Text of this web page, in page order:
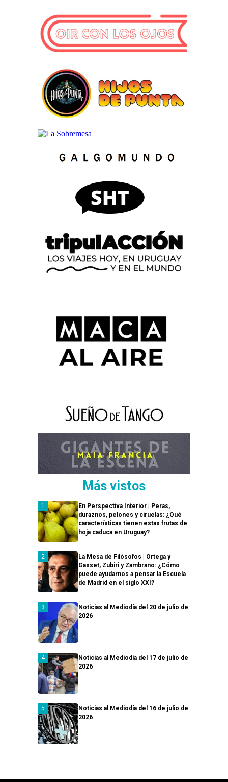
Más vistos
En Perspectiva Interior | Peras,
duraznos, pelones y ciruelas: ¿Qué
características tienen estas frutas de
hoja caduca en Uruguay?
La Mesa de Filósofos | Ortega y
Gasset, Zubiri y Zambrano: ¿Cómo
puede ayudarnos a pensar la Escuela
de Madrid en el siglo XXI?
Noticias al Mediodía del 20 de julio de
2026
Noticias al Mediodía del 17 de julio de
2026
Noticias al Mediodía del 16 de julio de
2026